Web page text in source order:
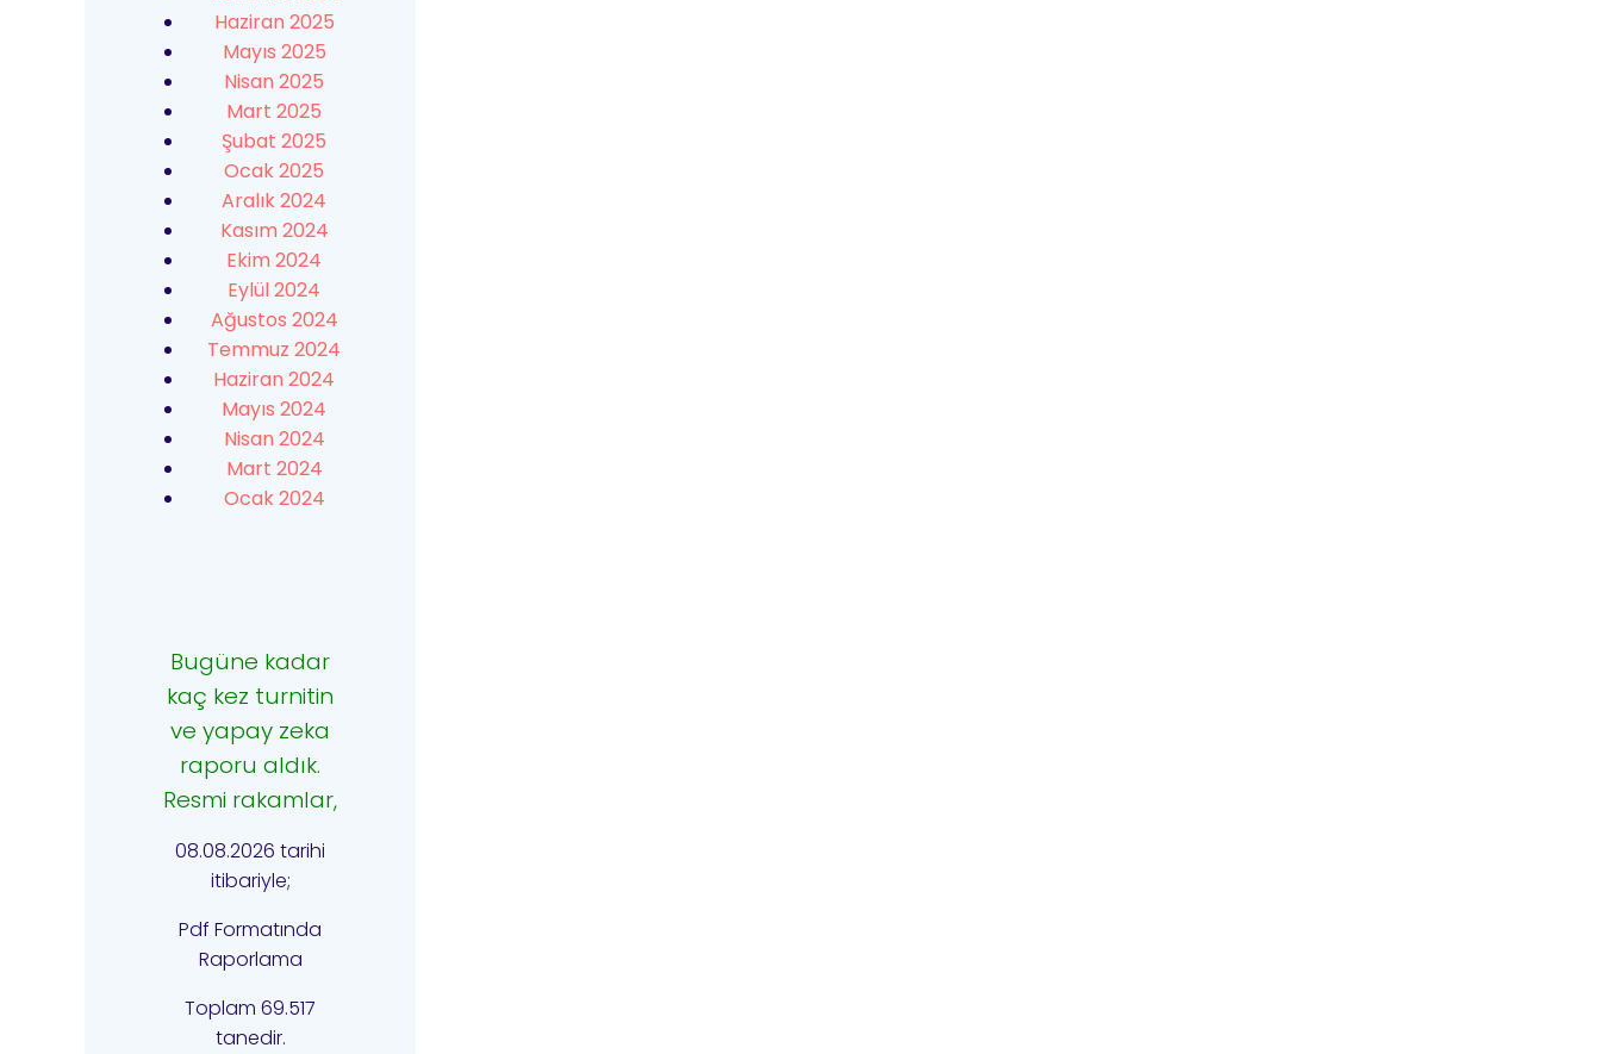
Haziran 2025
Mayıs 2025
Nisan 2025
Mart 2025
Şubat 2025
Ocak 2025
Aralık 2024
Kasım 2024
Ekim 2024
Eylül 2024
Ağustos 2024
Temmuz 2024
Haziran 2024
Mayıs 2024
Nisan 2024
Mart 2024
Ocak 2024
Bugüne kadar
kaç kez turnitin
ve yapay zeka
raporu aldık.
Resmi rakamlar,
08.08.2026 tarihi
itibariyle;
Pdf Formatında
Raporlama
Toplam 69.517
tanedir.